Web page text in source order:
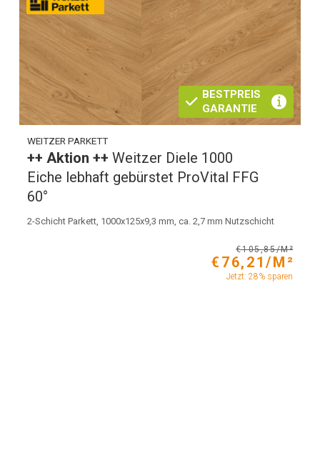
BESTPREIS
GARANTIE
WEITZER PARKETT
++ Aktion ++Weitzer Diele 1000
Eiche lebhaft gebürstet ProVital FFG
60°
2-Schicht Parkett, 1000x125x9,3 mm, ca. 2,7 mm Nutzschicht
€105,85/M²
€76,21/M²
Jetzt: 28% sparen